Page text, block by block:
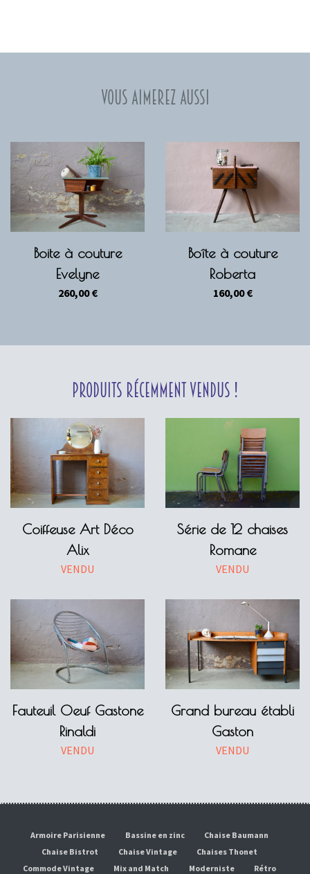
Vous aimerez aussi
Boite à couture
Evelyne
260,00€
Boîte à couture
Roberta
160,00€
Produits récemment vendus !
Coiffeuse Art Déco
Alix
VENDU
Série de 12 chaises
Romane
VENDU
Fauteuil Oeuf Gastone
Rinaldi
VENDU
Grand bureau établi
Gaston
VENDU
Armoire Parisienne Bassine en zinc
Chaise Baumann
Chaise Bistrot
Chaise Vintage
Chaises Thonet
Commode Vintage
Mix and Match Moderniste
Rétro